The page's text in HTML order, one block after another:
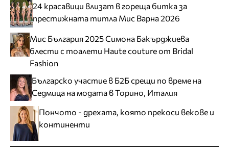
24 красавици влизат в гореща битка за
престижната титла Мис Варна 2026
Мис България 2025 Симона Бакърджиева
блести с тоалети Haute couture от Bridal
Fashion
Българско участие в Б2Б срещи по време на
Седмица на модата в Торино, Италия
Пончото - дрехата, която прекоси векове и
континенти